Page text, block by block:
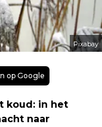
Pixabay
op Google
koud: in het
naar